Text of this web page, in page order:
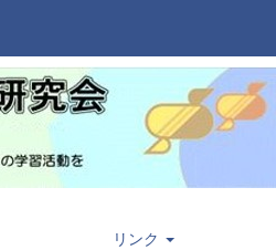
リンク